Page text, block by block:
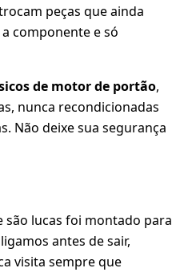
peças que ainda
componente e só
de motor de portão,
nunca recondicionadas
Não deixe sua segurança
lucas foi montado para
antes de sair,
visita sempre que